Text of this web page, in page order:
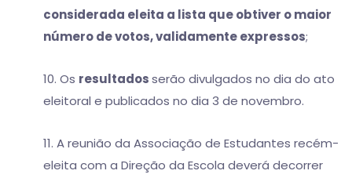
considerada eleita a lista que obtiver o maior
número de votos, validamente expressos;
10. Os resultadosserão divulgados no dia do ato
eleitoral e publicados no dia 3 de novembro.
11. A reunião da Associação de Estudantes recém-
eleita com a Direção da Escola deverá decorrer